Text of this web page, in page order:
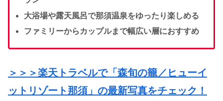
大浴場や露天風呂で那須温泉をゆったり楽しめる
ファミリーからカップルまで幅広い層におすすめ
＞＞＞楽天トラベルで「森旬の籠／ヒューイ
ットリゾート那須」の最新写真をチェック！